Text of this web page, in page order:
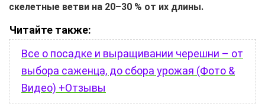
скелетные ветви на 20–30 % от их длины.
Читайте также:
Все о посадке и выращивании черешни – от
выбора саженца, до сбора урожая (Фото &
Видео) +Отзывы